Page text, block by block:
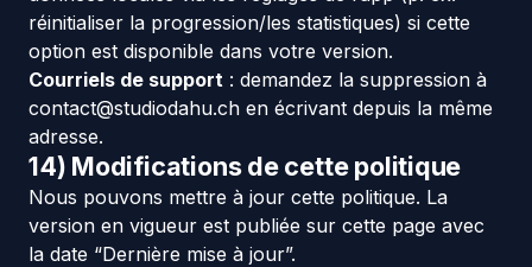
réinitialiser la progression/les statistiques) si cette
option est disponible dans votre version.
Courriels de support : demandez la suppression à
contact@studiodahu.ch en écrivant depuis la même
adresse.
14) Modifications de cette politique
Nous pouvons mettre à jour cette politique. La
version en vigueur est publiée sur cette page avec
la date “Dernière mise à jour”.